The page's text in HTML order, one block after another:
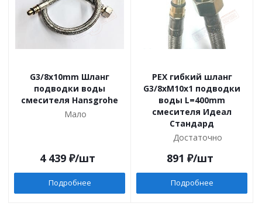
G3/8x10mm Шланг
подводки воды
смесителя Hansgrohe
Мало
4 439 ₽/шт
Подробнее
PEX гибкий шланг
G3/8хM10x1 подводки
воды L=400mm
смесителя Идеал
Стандард
Достаточно
891 ₽/шт
Подробнее